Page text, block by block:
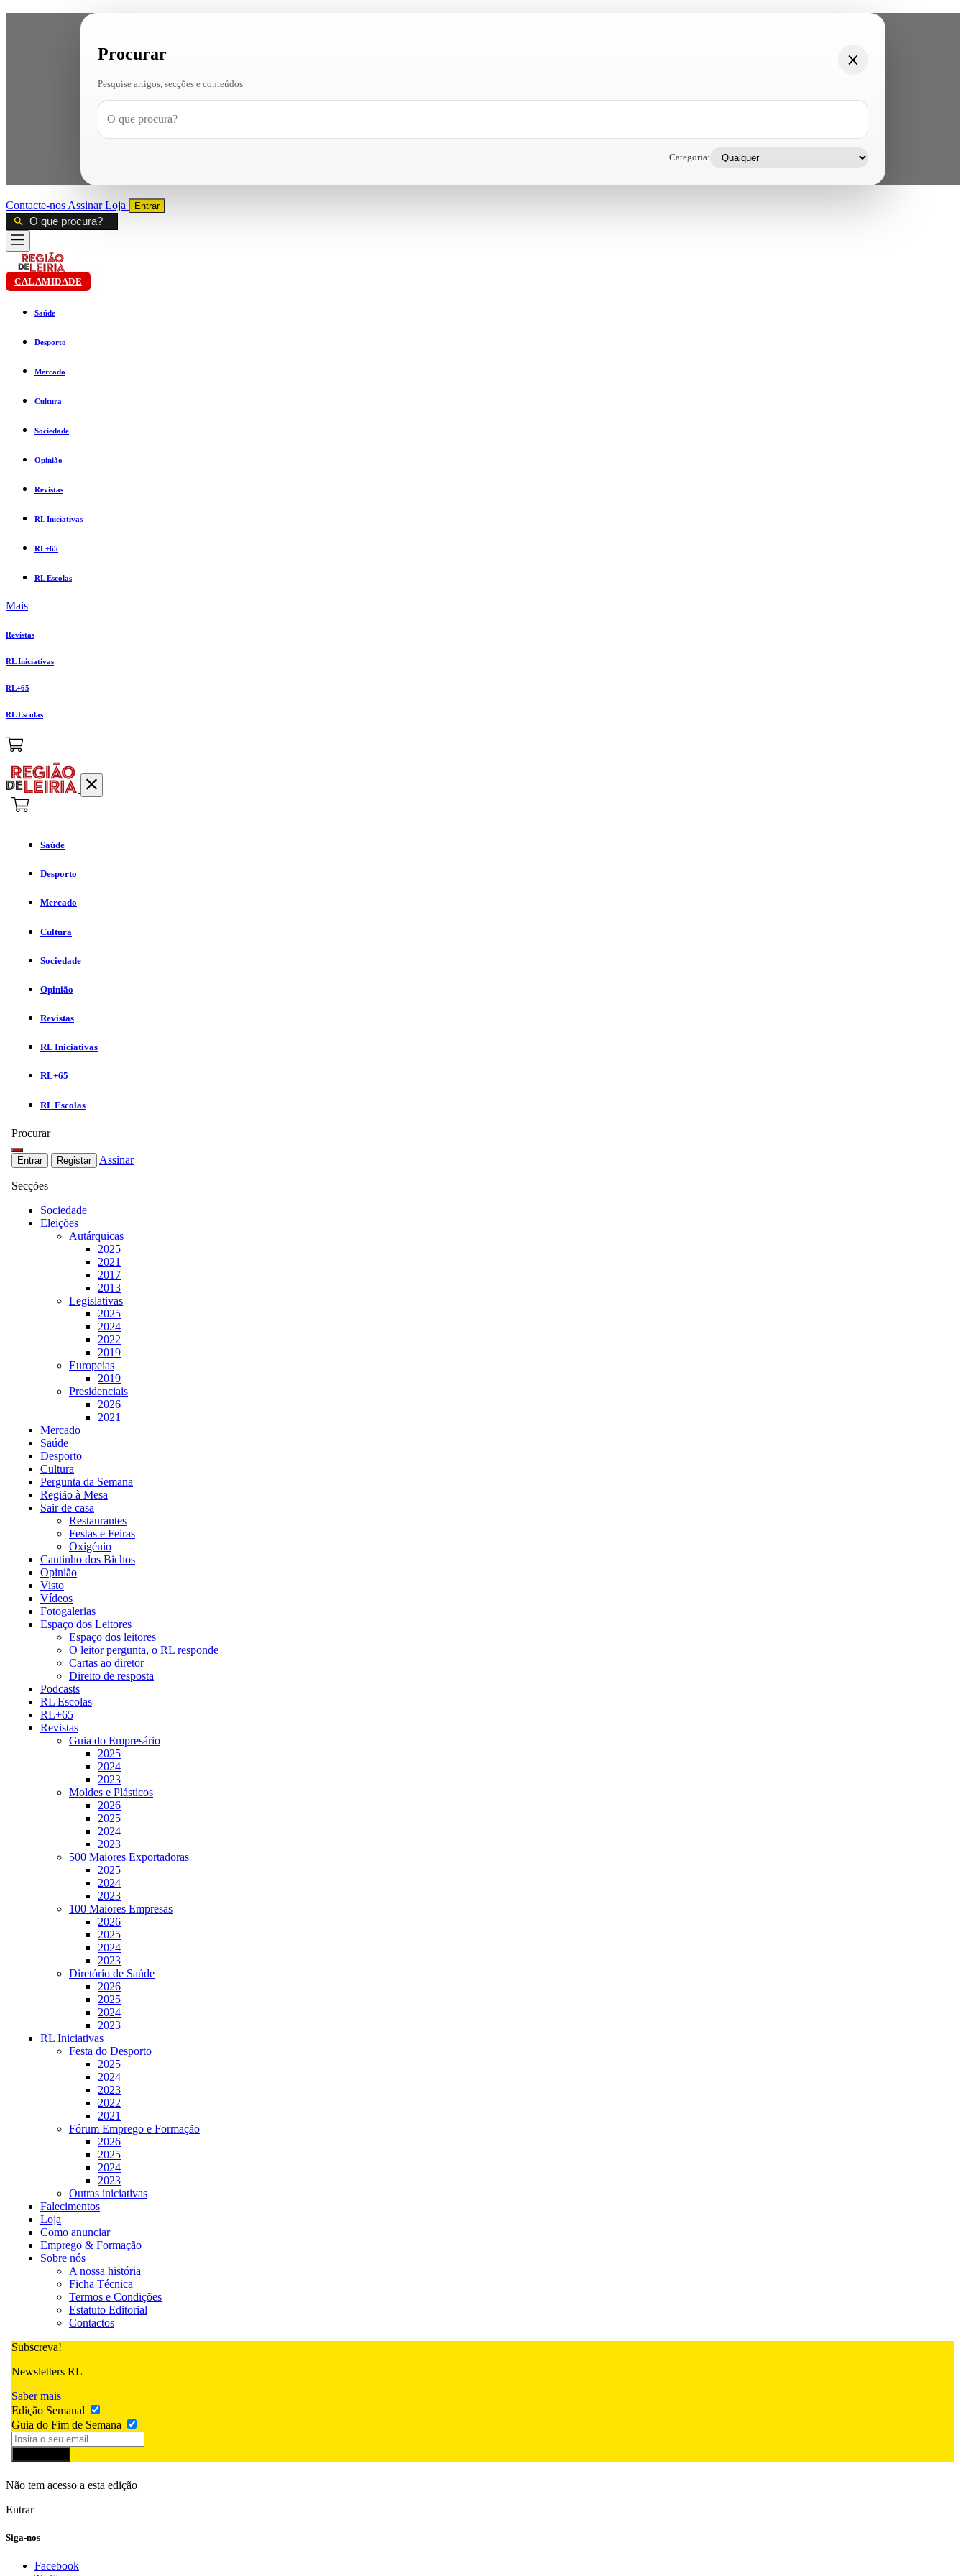
Procurar
Pesquise artigos, secções e conteúdos
Categoria:
Contacte-nos AssinarLoja Entrar
CALAMIDADE
Saúde
Desporto
Mercado
Cultura
Sociedade
Opinião
Revistas
RL Iniciativas
RL+65
RL Escolas
Mais
Revistas
RL Iniciativas
RL+65
RL Escolas
Saúde
Desporto
Mercado
Cultura
Sociedade
Opinião
Revistas
RL Iniciativas
RL+65
RL Escolas
Procurar
Entrar Registar Assinar
Secções
Sociedade
Eleições
Autárquicas
2025
2021
2017
2013
Legislativas
2025
2024
2022
2019
Europeias
2019
Presidenciais
2026
2021
Mercado
Saúde
Desporto
Cultura
Pergunta da Semana
Região à Mesa
Sair de casa
Restaurantes
Festas e Feiras
Oxigénio
Cantinho dos Bichos
Opinião
Visto
Vídeos
Fotogalerias
Espaço dos Leitores
Espaço dos leitores
O leitor pergunta, o RL responde
Cartas ao diretor
Direito de resposta
Podcasts
RL Escolas
RL+65
Revistas
Guia do Empresário
2025
2024
2023
Moldes e Plásticos
2026
2025
2024
2023
500 Maiores Exportadoras
2025
2024
2023
100 Maiores Empresas
2026
2025
2024
2023
Diretório de Saúde
2026
2025
2024
2023
RL Iniciativas
Festa do Desporto
2025
2024
2023
2022
2021
Fórum Emprego e Formação
2026
2025
2024
2023
Outras iniciativas
Falecimentos
Loja
Como anunciar
Emprego & Formação
Sobre nós
A nossa história
Ficha Técnica
Termos e Condições
Estatuto Editorial
Contactos
Subscreva!
Newsletters RL
Saber mais
Edição Semanal
Guia do Fim de Semana
Não tem acesso a esta edição
Entrar
Siga-nos
Facebook